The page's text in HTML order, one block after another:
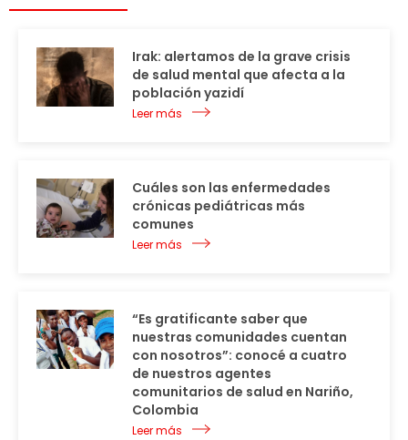
Irak: alertamos de la grave crisis
de salud mental que afecta a la
población yazidí
Leer más
Cuáles son las enfermedades
crónicas pediátricas más
comunes
Leer más
“Es gratificante saber que
nuestras comunidades cuentan
con nosotros”: conocé a cuatro
de nuestros agentes
comunitarios de salud en Nariño,
Colombia
Leer más